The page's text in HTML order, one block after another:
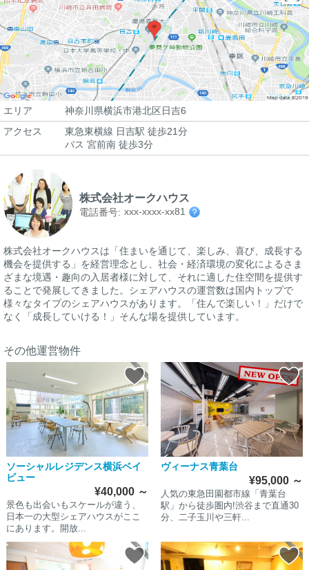
エリア
神奈川県横浜市港北区日吉6
アクセス
東急東横線 日吉駅 徒歩21分
バス 宮前南 徒歩3分
株式会社オークハウス
電話番号: xxx-xxxx-xx81
株式会社オークハウスは「住まいを通じて、楽しみ、喜び、成長する
機会を提供する」を経営理念とし、社会・経済環境の変化によるさま
ざまな境遇・趣向の入居者様に対して、それに適した住空間を提供す
ることで発展してきました。シェアハウスの運営数は国内トップで
様々なタイプのシェアハウスがあります。「住んで楽しい！」だけで
なく「成長していける！」そんな場を提供しています。
その他運営物件
ソーシャルレジデンス横浜ベイ
ビュー
¥40,000 ～
景色も出会いもスケールが違う、
日本一の大型シェアハウスがここ
にあります。開放...
ヴィーナス青葉台
¥95,000 ～
人気の東急田園都市線「青葉台
駅」から徒歩圏内!渋谷まで直通30
分、二子玉川や三軒...